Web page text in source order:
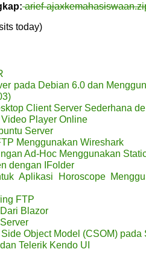
arief-
today)
pada Debian 6.0 dan
Client Server Sederhana
Player Online
Server
Menggunakan Wireshark
Ad-Hoc Menggunakan
dengan IFolder
Aplikasi Horoscope
FTP
Blazor
Object Model (CSOM) pada
Telerik Kendo UI